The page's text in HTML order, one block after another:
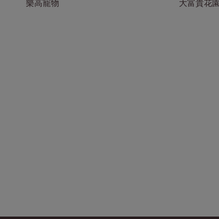
樂高寵物 大富貴花園